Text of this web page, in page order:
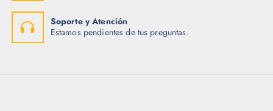
Soporte y Atención
Estamos pendientes de tus preguntas.